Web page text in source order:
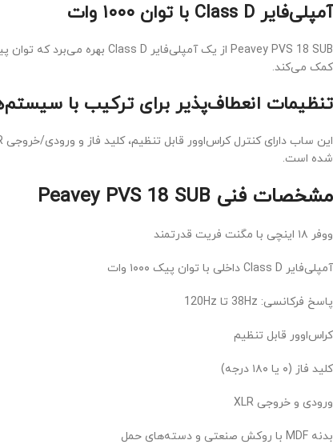
آمپلی‌فایر Class D با توان ۱۰۰۰ وات
کمک می‌کند.
تنظیمات انعطاف‌پذیر برای ترکیب با
شده است.
مشخصات فنی Peavey PVS 18 SUB
ووفر ۱۸ اینچی با مگنت فریت قدرتمند
آمپلی‌فایر Class D داخلی با توان پیک ۱۰۰۰ وات
پاسخ فرکانسی: 38Hz تا 120Hz
کراس‌اوور قابل تنظیم
کلید فاز (۰ یا ۱۸۰ درجه)
ورودی و خروجی XLR
بدنه MDF با روکش صنعتی و دسته‌های حمل